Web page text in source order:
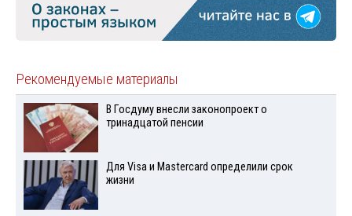
Рекомендуемые материалы
В Госдуму внесли законопроект о
тринадцатой пенсии
Для Visа и Mastercard определили срок
жизни